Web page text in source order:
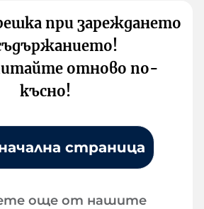
при зареждането
отново по-
късно!
страница
още от нашите